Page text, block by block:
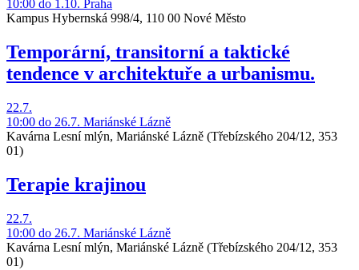
10:00 do 1.10. Praha
Kampus Hybernská 998/4, 110 00 Nové Město
Temporární, transitorní a taktické
tendence v architektuře a urbanismu.
22.7.
10:00 do 26.7. Mariánské Lázně
Kavárna Lesní mlýn, Mariánské Lázně (Třebízského 204/12, 353
01)
Terapie krajinou
22.7.
10:00 do 26.7. Mariánské Lázně
Kavárna Lesní mlýn, Mariánské Lázně (Třebízského 204/12, 353
01)